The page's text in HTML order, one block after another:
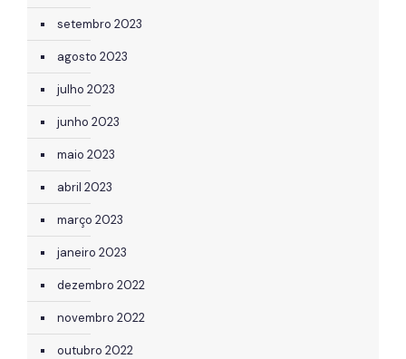
setembro 2023
agosto 2023
julho 2023
junho 2023
maio 2023
abril 2023
março 2023
janeiro 2023
dezembro 2022
novembro 2022
outubro 2022